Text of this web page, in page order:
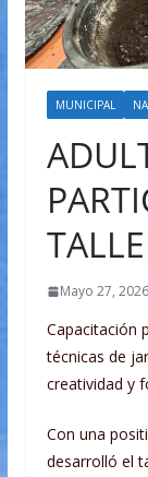
MUNICIPAL
Mayo 27, 2026
Capacitación
técnicas de
creatividad y
Con una
desarrolló el